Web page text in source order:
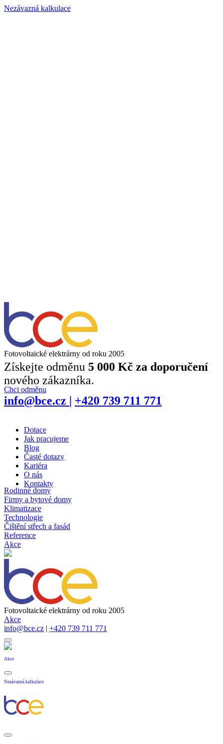
Nezávazná kalkulace
Fotovoltaické elektrárny od roku 2005
Získejte odměnu 5 000 Kč za doporučení
nového zákazníka.
Chci odměnu
info@bce.cz +420 739 711 771
Dotace
Jak pracujeme
Blog
Časté dotazy
Kariéra
O nás
Kontakty
Rodinné domy
Firmy a bytové domy
Klimatizace
Technologie
Čištění střech a fasád
Reference
Akce
Fotovoltaické elektrárny od roku 2005
Akce
info@bce.cz | +420 739 711 771
Akce
Nezávazná kalkulace